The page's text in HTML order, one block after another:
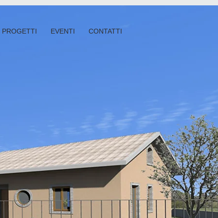
PROGETTI EVENTI CONTATTI